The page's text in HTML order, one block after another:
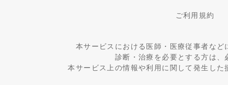
ご利用規約
本サービスにおける医師・医療従事者な
診断・治療を必要とする方は
本サービス上の情報や利用に関して発生し